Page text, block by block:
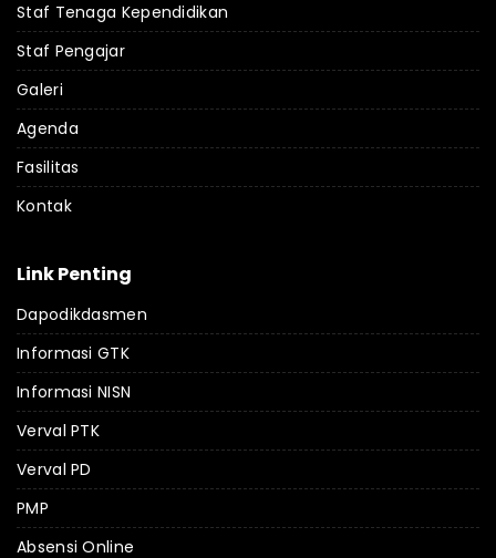
Staf Tenaga Kependidikan
Staf Pengajar
Galeri
Agenda
Fasilitas
Kontak
Link Penting
Dapodikdasmen
Informasi GTK
Informasi NISN
Verval PTK
Verval PD
PMP
Absensi Online